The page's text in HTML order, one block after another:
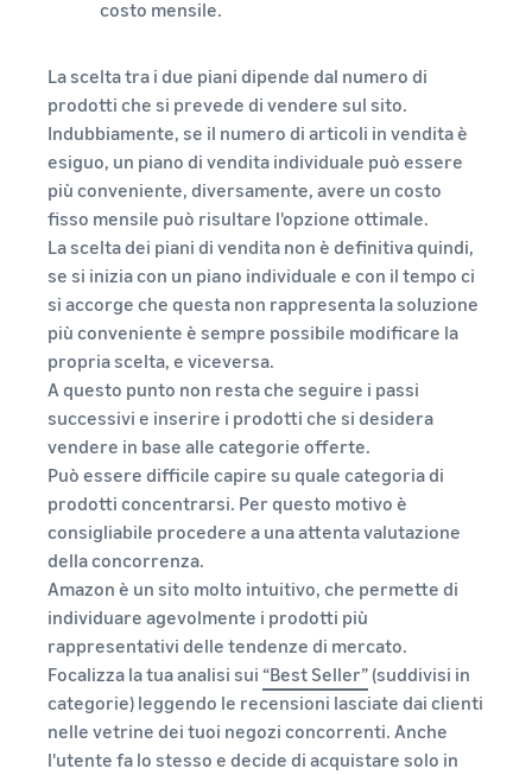
costo mensile.
La scelta tra i due piani dipende dal numero di
prodotti che si prevede di vendere sul sito.
Indubbiamente, se il numero di articoli in vendita è
esiguo, un piano di vendita individuale può essere
più conveniente, diversamente, avere un costo
fisso mensile può risultare l'opzione ottimale.
La scelta dei piani di vendita non è definitiva quindi,
se si inizia con un piano individuale e con il tempo ci
si accorge che questa non rappresenta la soluzione
più conveniente è sempre possibile modificare la
propria scelta, e viceversa.
A questo punto non resta che seguire i passi
successivi e inserire i prodotti che si desidera
vendere in base alle categorie offerte.
Può essere difficile capire su quale categoria di
prodotti concentrarsi. Per questo motivo è
consigliabile procedere a una attenta valutazione
della concorrenza.
Amazon è un sito molto intuitivo, che permette di
individuare agevolmente i prodotti più
rappresentativi delle tendenze di mercato.
Focalizza la tua analisi sui “Best Seller” (suddivisi in
categorie) leggendo le recensioni lasciate dai clienti
nelle vetrine dei tuoi negozi concorrenti. Anche
l'utente fa lo stesso e decide di acquistare solo in